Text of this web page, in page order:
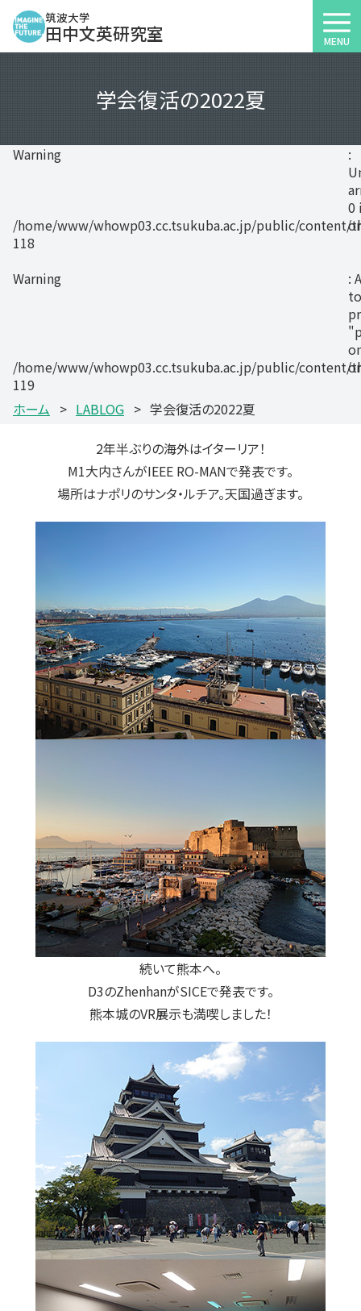
筑波大学
田中文英研究室 MENU
学会復活の2022夏
Warning
:
0
/home/www/whowp03.cc.tsukuba.ac.jp/public/
118
Warning
:
/home/www/whowp03.cc.tsukuba.ac.jp/public/
119
ホーム
LABLOG 学会復活の2022夏
2年半ぶりの海外はイターリア！
M1大内さんがIEEE RO-MANで発表です。
場所はナポリのサンタ・ルチア。天国過ぎます。
続いて熊本へ。
D3のZhenhanがSICEで発表です。
熊本城のVR展示も満喫しました！